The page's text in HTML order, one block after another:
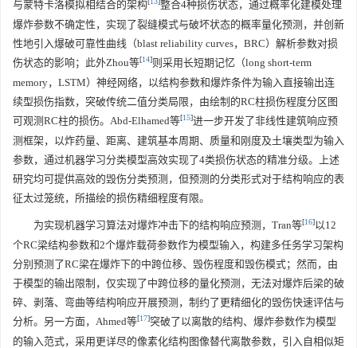
与蒙特卡洛模拟相结合的架构
整合4种损伤状态，通过概率化建模处理
爆炸参数不确定性，实现了裂缝模式与破坏状态的概率量化预测，并创新
性地引入爆破可靠性曲线（blast reliability curves，BRC）解析参数对损
伤状态的影响；此外Zhou等[14]则采用长短期记忆（long short-term
memory，LSTM）神经网络，以结构参数和爆炸条件为输入直接输出连
续型损伤指数，突破传统二值分类局限，由绘制的RC柱损伤程度分区图
可观测RC柱的损伤。Abd-Elhamed等[15]进一步开发了非线性建筑响应预
测框架，以炸药量、距离、建筑基本周期、质量和刚度及土壤类型为输入
参数，通过机器学习分类模型高效实现了4类损伤状态的精准分级。上述
研究均可提供高效的毁伤分类预测，但预测的分类形式对于结构响应的表
征太过笼统，所描绘的损伤精细程度有限。
为实现机器学习算法对爆炸冲击下的结构响应预测，Tran等[16]以12
个RC梁结构参数和2个爆炸载荷参数作为模型输入，构建多任务学习架构
分别预测了RC梁在爆炸下的中跨位移、毁伤程度和毁伤模式；然而，由
于模型的输出限制，仅实现了中跨位移的量化预测，无法对爆炸后梁的破
碎、剥落、弯曲等结构响应开展预测，制约了更精细化的毁伤快速评估与
分析。另一方面，Ahmed等[17]突破了以离散的结构、爆炸参数作为模型
的输入范式，采用更详尽的像素化结构图像替代离散参数，引入自相似矩